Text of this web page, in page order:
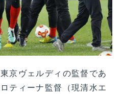
京ヴェルディの監督であ
ティーナ監督（現清水エ